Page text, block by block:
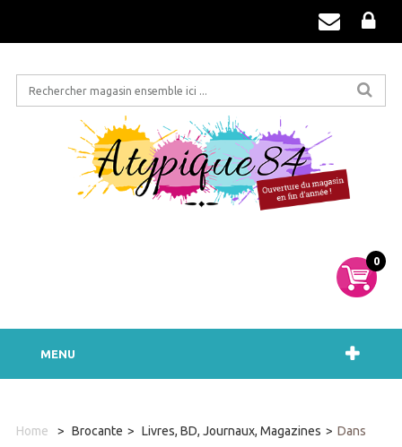
0
MENU
Home > Brocante > Livres, BD, Journaux, Magazines > Dans